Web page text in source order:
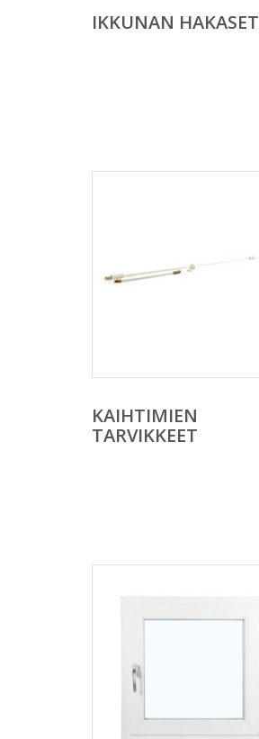
IKKUNAN HAKASET
KAIHTIMIEN
TARVIKKEET